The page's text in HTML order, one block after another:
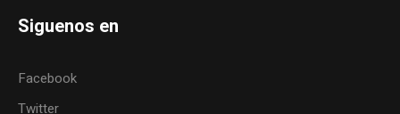
Siguenos en
Facebook
Twitter